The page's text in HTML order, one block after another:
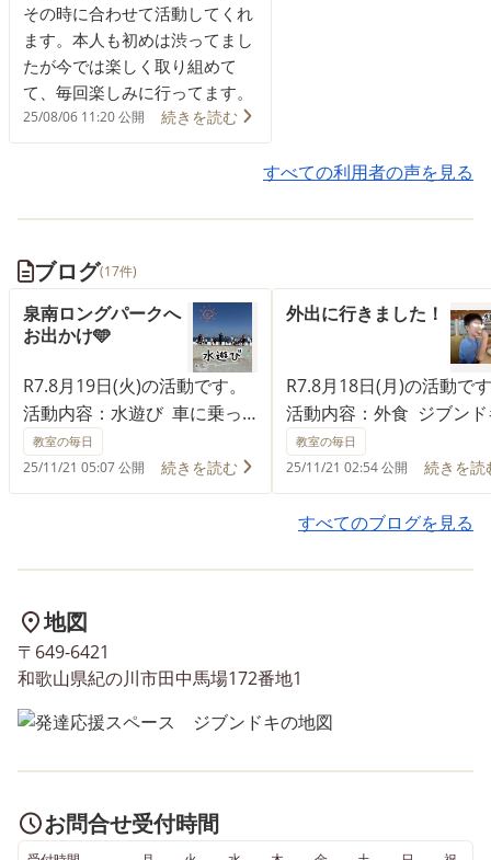
その時に合わせて活動してくれ
ます。本人も初めは渋ってまし
たが今では楽しく取り組めて
て、毎回楽しみに行ってます。
25/08/06 11:20 公開 続きを読む
すべての利用者の声を見る
ブログ(17件)
泉南ロングパークへ
お出かけ🩵
R7.8月19日(火)の活動です。
活動内容：水遊び 車に乗っ
て、泉南ロングパークの噴水
のある公園へ出かけました🚗
³₃ みんな水遊びが大好きでジ
いつもと違うお出かけ先での
水遊びにテンション高めの子
どもたち！！💗⤴︎ 地面から吹
き出る噴水に自分から浴びに
行ったり、水が吹き出る穴を
覗いてギリギリでよけてみた
遊ばれていました💦🔫 人数
通ルールや公共のマナーを守
るようみんなで声をかけ合い
教室の毎日
25/11/21 05:07 公開 続きを読む
外出に行きました！
R7.8月18日(月)の活動で
活動内容：外食 ジブン
初の外食活動🌟 車に乗っ
ョイフルへお昼ご飯を食
行きました🚗³₃ 1人1000
持って、お金が足りるよ
ニューを選びました！！
なご様子❤️ 注文は先生が
いましたが、最後は自分
ていました💰✨ お出かけ
ながら楽しまれていました‪
教室の毎日
25/11/21 02:54 公開 続きを読
すべてのブログを見る
地図
〒649-6421
和歌山県紀の川市田中馬場172番地1
お問合せ受付時間